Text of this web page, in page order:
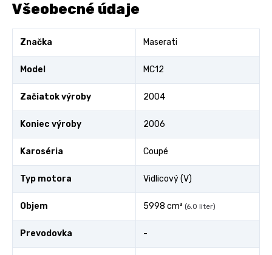
Všeobecné údaje
Značka Maserati
Model MC12
Začiatok výroby 2004
Koniec výroby 2006
Karoséria Coupé
Typ motora Vidlicový (V)
Objem 5998 cm³ (6.0 liter)
Prevodovka -